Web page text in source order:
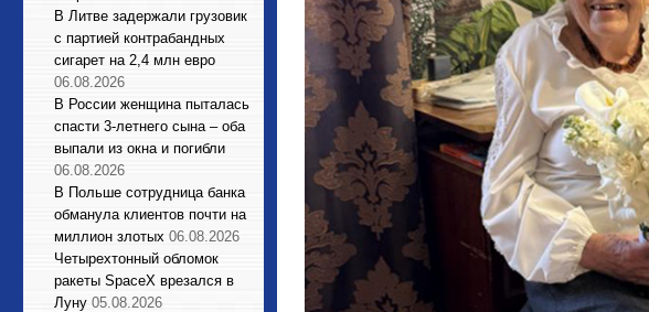
В Литве задержали грузовик
с партией контрабандных
сигарет на 2,4 млн евро
06.08.2026
В России женщина пыталась
спасти 3-летнего сына – оба
выпали из окна и погибли
06.08.2026
В Польше сотрудница банка
обманула клиентов почти на
миллион злотых 06.08.2026
Четырехтонный обломок
ракеты SpaceX врезался в
Луну 05.08.2026